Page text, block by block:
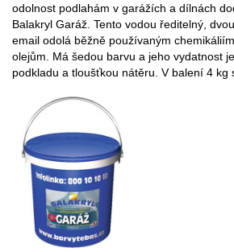
odolnost podlahám v garážích a dílnách
Balakryl Garáž. Tento vodou ředitelný,
email odolá běžně používaným
olejům. Má šedou barvu a jeho vydatnost
podkladu a tloušťkou nátěru. V balení 4 kg